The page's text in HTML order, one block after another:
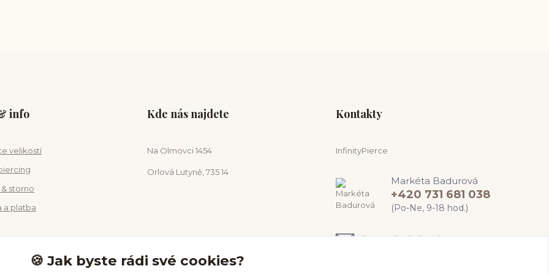
info
velikostí
storno
a platba
Kde nás najdete
Na Olmovci 1454
Orlová Lutyně, 735 14
Kontakty
InfinityPierce
Markéta Badurová
+420 731 681 038
(Po-Ne, 9-18 hod.)
info@infinitypierce.cz
🍪 Jak byste rádi své cookies?